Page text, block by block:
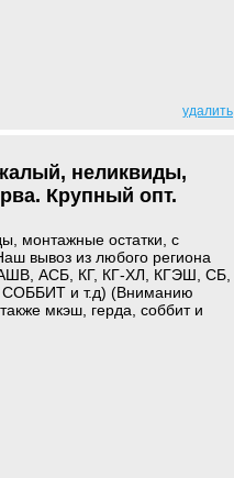
удалить
неликвиды,
Крупный опт.
монтажные остатки, с
вывоз из любого региона
АСБ, КГ, КГ-ХЛ, КГЭШ, СБ,
и т.д) (Вниманию
мкэш, герда, соббит и